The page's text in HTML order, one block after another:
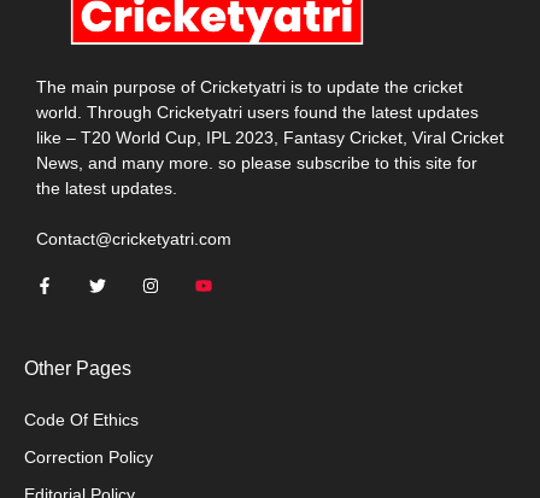
The main purpose of Cricketyatri is to update the cricket
world. Through Cricketyatri users found the latest updates
like – T20 World Cup, IPL 2023, Fantasy Cricket, Viral Cricket
News, and many more. so please subscribe to this site for
the latest updates.
Contact@cricketyatri.com
Other Pages
Code Of Ethics
Correction Policy
Editorial Policy